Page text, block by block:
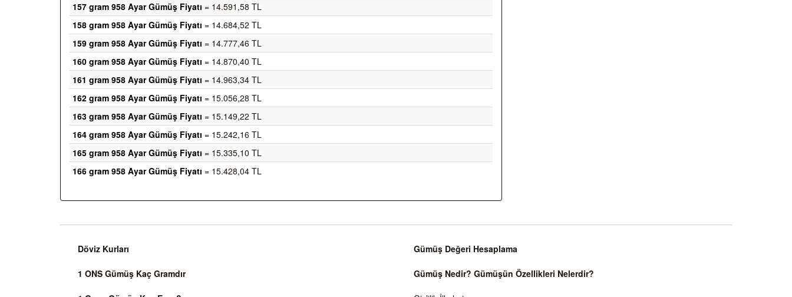
157 gram 958 Ayar Gümüş Fiyatı = 14.591,58 TL
158 gram 958 Ayar Gümüş Fiyatı = 14.684,52 TL
159 gram 958 Ayar Gümüş Fiyatı = 14.777,46 TL
160 gram 958 Ayar Gümüş Fiyatı = 14.870,40 TL
161 gram 958 Ayar Gümüş Fiyatı = 14.963,34 TL
162 gram 958 Ayar Gümüş Fiyatı = 15.056,28 TL
163 gram 958 Ayar Gümüş Fiyatı = 15.149,22 TL
164 gram 958 Ayar Gümüş Fiyatı = 15.242,16 TL
165 gram 958 Ayar Gümüş Fiyatı = 15.335,10 TL
166 gram 958 Ayar Gümüş Fiyatı = 15.428,04 TL
Döviz Kurları
1 ONS Gümüş Kaç Gramdır
Gümüş Değeri Hesaplama
Gümüş Nedir? Gümüşün Özellikleri Nelerdir?